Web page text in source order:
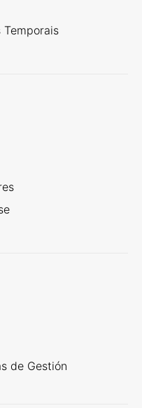
Temporais
de Gestión